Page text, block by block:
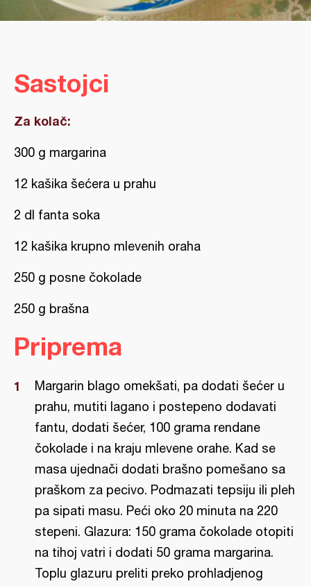
Sastojci
Za kolač:
300 g margarina
12 kašika šećera u prahu
2 dl fanta soka
12 kašika krupno mlevenih oraha
250 g posne čokolade
250 g brašna
Priprema
Margarin blago omekšati, pa dodati šećer u
prahu, mutiti lagano i postepeno dodavati
fantu, dodati šećer, 100 grama rendane
čokolade i na kraju mlevene orahe. Kad se
masa ujednači dodati brašno pomešano sa
praškom za pecivo. Podmazati tepsiju ili pleh
pa sipati masu. Peći oko 20 minuta na 220
stepeni. Glazura: 150 grama čokolade otopiti
na tihoj vatri i dodati 50 grama margarina.
Toplu glazuru preliti preko prohladjenog